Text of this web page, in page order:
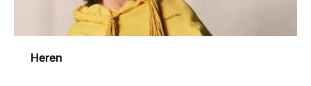
Heren